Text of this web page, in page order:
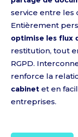
service entre les
Entièrement
optimise les flux
restitution, tout
RGPD.
renforce la
cabinet et en
entreprises.